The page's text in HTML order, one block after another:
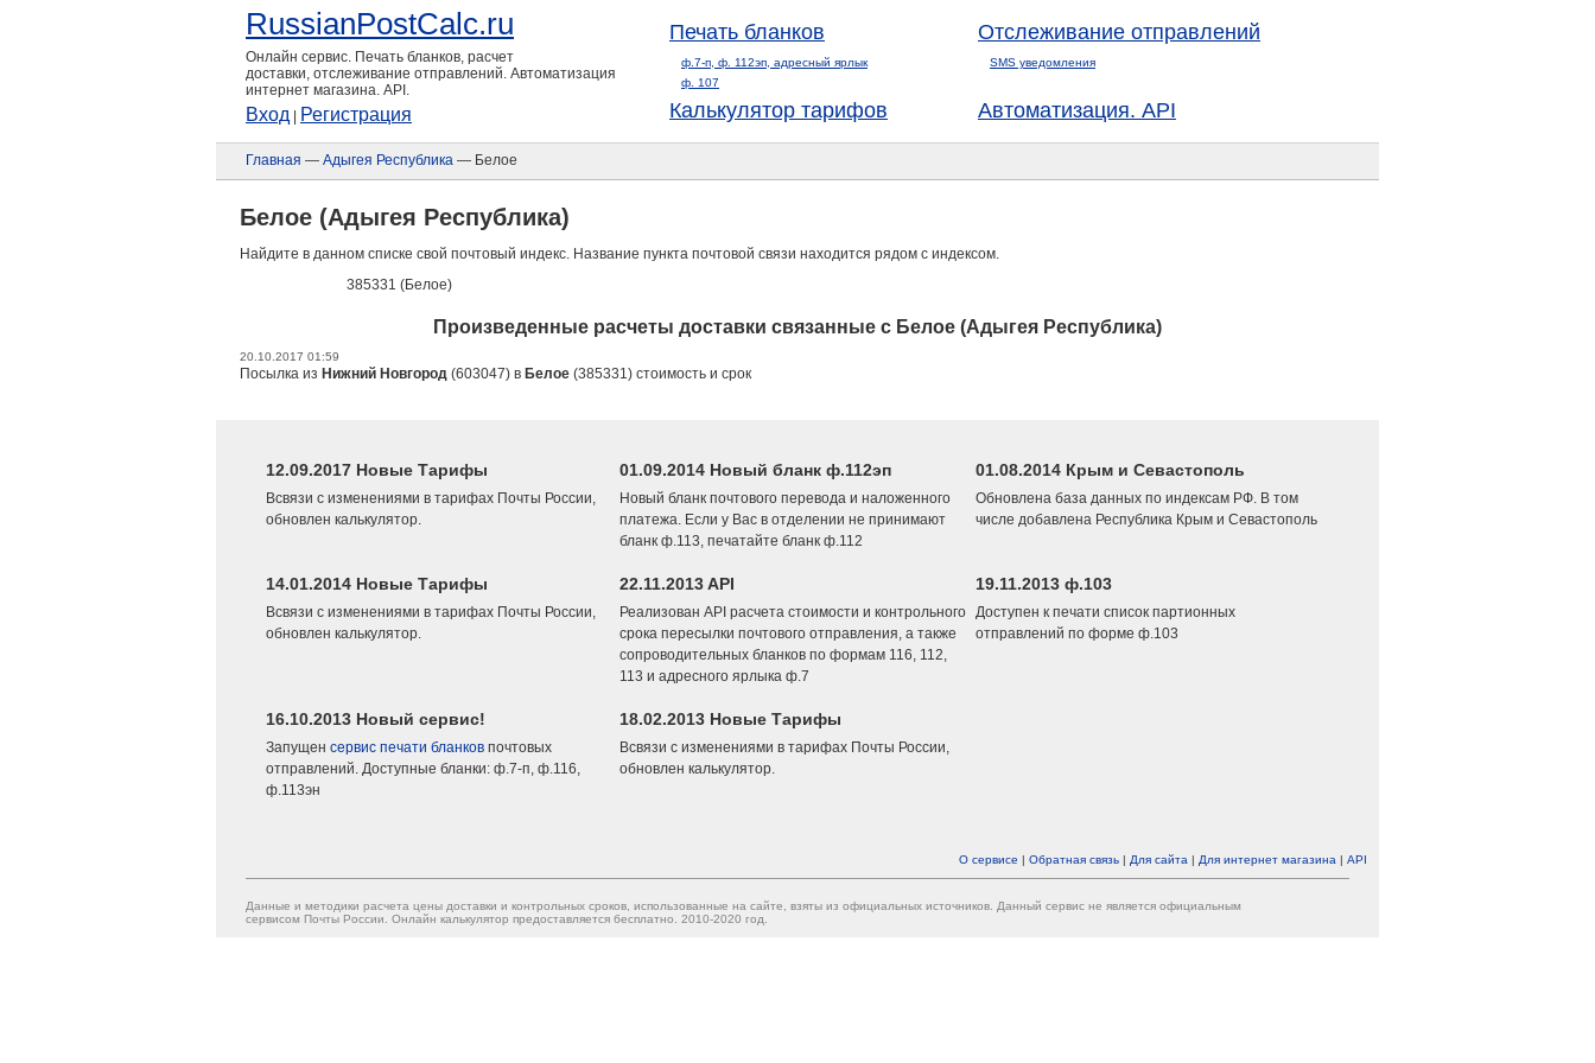
RussianPostCalc.ru
Онлайн сервис. Печать бланков, расчет
доставки, отслеживание отправлений. Автоматизация
интернет магазина. API.
Вход Регистрация
Печать бланков
ф.7-п, ф. 112эп, адресный ярлык
ф. 107
Отслеживание отправлений
SMS уведомления
Калькулятор тарифов Автоматизация. API
Главная — Адыгея Республика — Белое
Белое (Адыгея Республика)
Найдите в данном списке свой почтовый индекс. Название пункта почтовой связи находится рядом с индексом.
385331 (Белое)
Произведенные расчеты доставки связанные с Белое (Адыгея Республика)
20.10.2017 01:59
Посылка из Нижний Новгород (603047) в Белое (385331) стоимость и срок
12.09.2017 Новые Тарифы
Всвязи с изменениями в тарифах Почты России,
обновлен калькулятор.
01.09.2014 Новый бланк ф.112эп
Новый бланк почтового перевода и наложенного
платежа. Если у Вас в отделении не принимают
бланк ф.113, печатайте бланк ф.112
01.08.2014 Крым и Севастополь
Обновлена база данных по индексам РФ. В том
числе добавлена Республика Крым и Севастополь
14.01.2014 Новые Тарифы
Всвязи с изменениями в тарифах Почты России,
обновлен калькулятор.
22.11.2013 API
Реализован API расчета стоимости и контрольного
срока пересылки почтового отправления, а также
сопроводительных бланков по формам 116, 112,
113 и адресного ярлыка ф.7
19.11.2013 ф.103
Доступен к печати список партионных
отправлений по форме ф.103
16.10.2013 Новый сервис!
Запущен сервис печати бланков почтовых
отправлений. Доступные бланки: ф.7-п, ф.116,
ф.113эн
18.02.2013 Новые Тарифы
Всвязи с изменениями в тарифах Почты России,
обновлен калькулятор.
О сервисе | Обратная связь | Для сайта | Для интернет магазина | API
Данные и методики расчета цены доставки и контрольных сроков, использованные на сайте, взяты из официальных источников. Данный сервис не является официальным
сервисом Почты России. Онлайн калькулятор предоставляется бесплатно. 2010-2020 год.